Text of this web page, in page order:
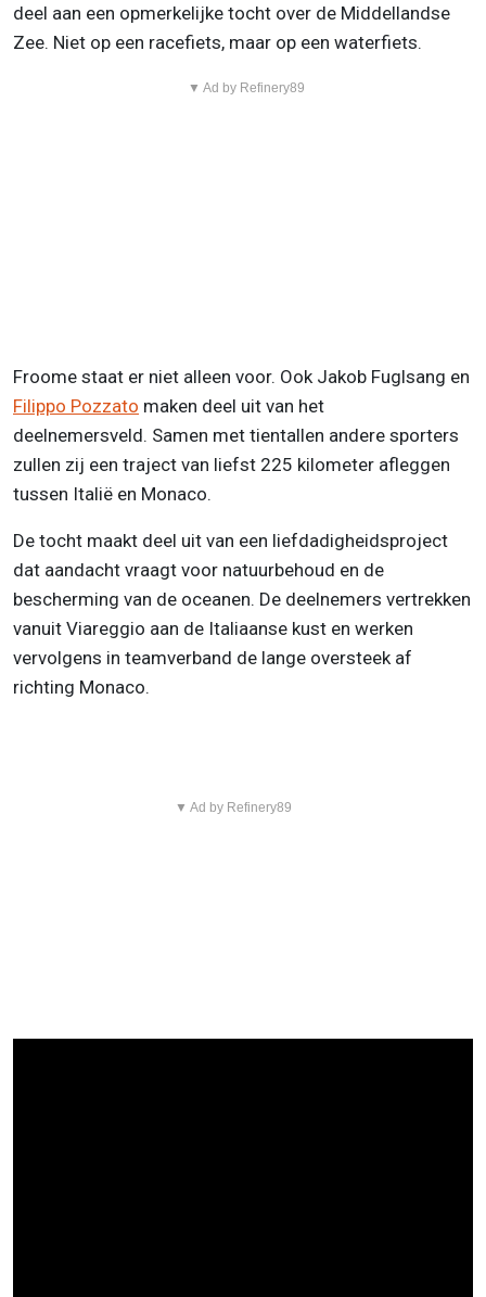
deel aan een opmerkelijke tocht over de Middellandse
Zee. Niet op een racefiets, maar op een waterfiets.
▼ Ad by Refinery89
Froome staat er niet alleen voor. Ook Jakob Fuglsang en
Filippo Pozzato maken deel uit van het
deelnemersveld. Samen met tientallen andere sporters
zullen zij een traject van liefst 225 kilometer afleggen
tussen Italië en Monaco.
De tocht maakt deel uit van een liefdadigheidsproject
dat aandacht vraagt voor natuurbehoud en de
bescherming van de oceanen. De deelnemers vertrekken
vanuit Viareggio aan de Italiaanse kust en werken
vervolgens in teamverband de lange oversteek af
richting Monaco.
▼ Ad by Refinery89